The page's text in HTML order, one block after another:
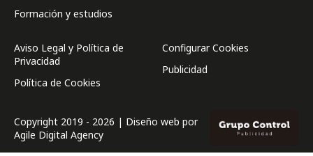
Formación y estudios
Aviso Legal y Política de
Privacidad
Política de Cookies
Configurar Cookies
Publicidad
Copyright 2019 - 2026 | Diseño web por
Agile Digital Agency